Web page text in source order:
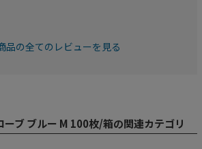
品の全てのレビューを見る
ーブ ブルー M 100枚/箱の関連カテゴリ